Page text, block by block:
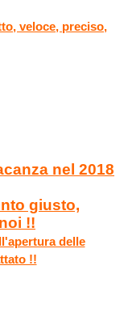
veloce, preciso,
nel 2018
giusto,
!!
delle
!!